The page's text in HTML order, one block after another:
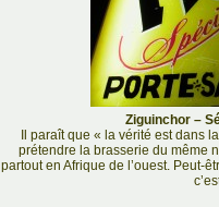
Ziguinchor –
Il paraît que « la vérité est dans
prétendre la brasserie du même
partout en Afrique de l’ouest. Peut-